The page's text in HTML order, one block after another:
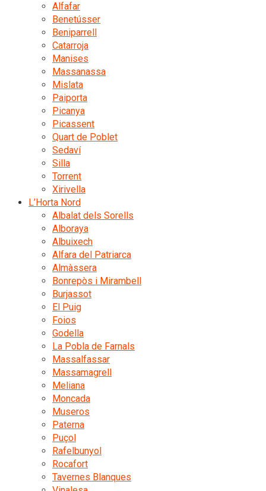
Alfafar
Benetússer
Beniparrell
Catarroja
Manises
Massanassa
Mislata
Paiporta
Picanya
Picassent
Quart de Poblet
Sedaví
Silla
Torrent
Xirivella
L’Horta Nord
Albalat dels Sorells
Alboraya
Albuixech
Alfara del Patriarca
Almàssera
Bonrepòs i Mirambell
Burjassot
El Puig
Foios
Godella
La Pobla de Farnals
Massalfassar
Massamagrell
Meliana
Moncada
Museros
Paterna
Puçol
Rafelbunyol
Rocafort
Tavernes Blanques